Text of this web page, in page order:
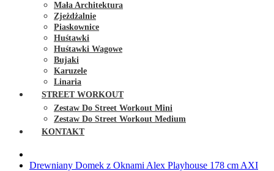
Mała Architektura
Zjeżdżalnie
Piaskownice
Huśtawki
Huśtawki Wagowe
Bujaki
Karuzele
Linaria
STREET WORKOUT
Zestaw Do Street Workout Mini
Zestaw Do Street Workout Medium
KONTAKT
Drewniany Domek z Oknami Alex Playhouse 178 cm AXI